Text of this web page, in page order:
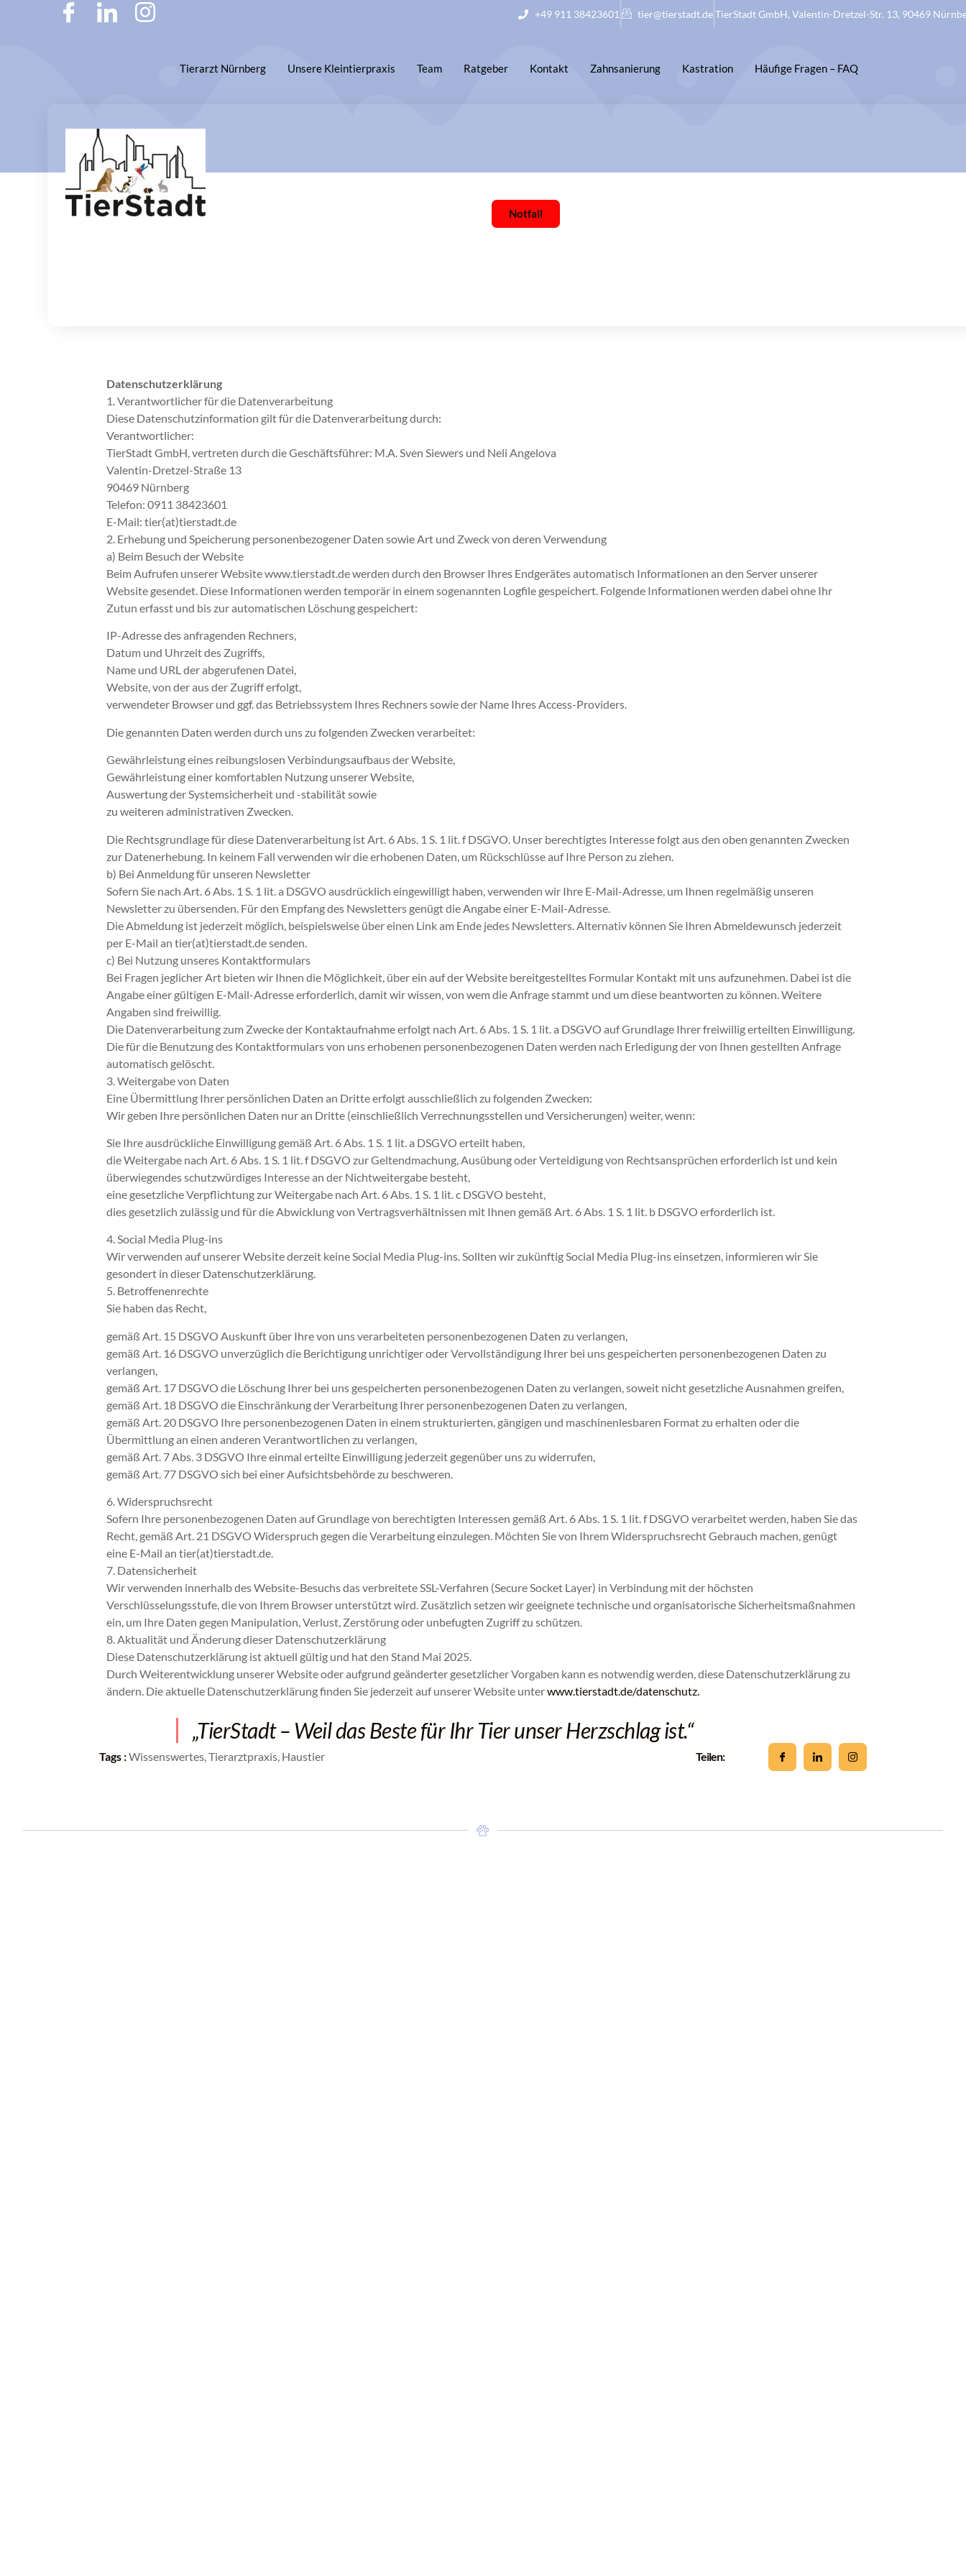
+49 911 38423601 tier@tierstadt.deTierStadt GmbH, Valentin-Dretzel-Str. 13, 90469
Tierarzt Nürnberg Unsere Kleintierpraxis Team Ratgeber Kontakt Zahnsanierung Kastration Häufige Fragen – FAQ
Notfall
Datenschutzerklärung
Datenschutzerklärung
1. Verantwortlicher für die Datenverarbeitung
Diese Datenschutzinformation gilt für die Datenverarbeitung durch:
Verantwortlicher:
TierStadt GmbH, vertreten durch die Geschäftsführer: M.A. Sven Siewers und Neli Angelova
Valentin-Dretzel-Straße 13
90469 Nürnberg
Telefon: 0911 38423601
E-Mail: tier(at)tierstadt.de
2. Erhebung und Speicherung personenbezogener Daten sowie Art und Zweck von deren Verwendung
a) Beim Besuch der Website
Beim Aufrufen unserer Website www.tierstadt.de werden durch den Browser Ihres Endgerätes automatisch Informationen an den Server unserer
Website gesendet. Diese Informationen werden temporär in einem sogenannten Logfile gespeichert. Folgende Informationen werden dabei ohne Ihr
Zutun erfasst und bis zur automatischen Löschung gespeichert:
IP-Adresse des anfragenden Rechners,
Datum und Uhrzeit des Zugriffs,
Name und URL der abgerufenen Datei,
Website, von der aus der Zugriff erfolgt,
verwendeter Browser und ggf. das Betriebssystem Ihres Rechners sowie der Name Ihres Access-Providers.
Die genannten Daten werden durch uns zu folgenden Zwecken verarbeitet:
Gewährleistung eines reibungslosen Verbindungsaufbaus der Website,
Gewährleistung einer komfortablen Nutzung unserer Website,
Auswertung der Systemsicherheit und -stabilität sowie
zu weiteren administrativen Zwecken.
Die Rechtsgrundlage für diese Datenverarbeitung ist Art. 6 Abs. 1 S. 1 lit. f DSGVO. Unser berechtigtes Interesse folgt aus den oben genannten Zwecken
zur Datenerhebung. In keinem Fall verwenden wir die erhobenen Daten, um Rückschlüsse auf Ihre Person zu ziehen.
b) Bei Anmeldung für unseren Newsletter
Sofern Sie nach Art. 6 Abs. 1 S. 1 lit. a DSGVO ausdrücklich eingewilligt haben, verwenden wir Ihre E-Mail-Adresse, um Ihnen regelmäßig unseren
Newsletter zu übersenden. Für den Empfang des Newsletters genügt die Angabe einer E-Mail-Adresse.
Die Abmeldung ist jederzeit möglich, beispielsweise über einen Link am Ende jedes Newsletters. Alternativ können Sie Ihren Abmeldewunsch jederzeit
per E-Mail an tier(at)tierstadt.de senden.
c) Bei Nutzung unseres Kontaktformulars
Bei Fragen jeglicher Art bieten wir Ihnen die Möglichkeit, über ein auf der Website bereitgestelltes Formular Kontakt mit uns aufzunehmen. Dabei ist die
Angabe einer gültigen E-Mail-Adresse erforderlich, damit wir wissen, von wem die Anfrage stammt und um diese beantworten zu können. Weitere
Angaben sind freiwillig.
Die Datenverarbeitung zum Zwecke der Kontaktaufnahme erfolgt nach Art. 6 Abs. 1 S. 1 lit. a DSGVO auf Grundlage Ihrer freiwillig erteilten Einwilligung.
Die für die Benutzung des Kontaktformulars von uns erhobenen personenbezogenen Daten werden nach Erledigung der von Ihnen gestellten Anfrage
automatisch gelöscht.
3. Weitergabe von Daten
Eine Übermittlung Ihrer persönlichen Daten an Dritte erfolgt ausschließlich zu folgenden Zwecken:
Wir geben Ihre persönlichen Daten nur an Dritte (einschließlich Verrechnungsstellen und Versicherungen) weiter, wenn:
Sie Ihre ausdrückliche Einwilligung gemäß Art. 6 Abs. 1 S. 1 lit. a DSGVO erteilt haben,
die Weitergabe nach Art. 6 Abs. 1 S. 1 lit. f DSGVO zur Geltendmachung, Ausübung oder Verteidigung von Rechtsansprüchen erforderlich ist und kein
überwiegendes schutzwürdiges Interesse an der Nichtweitergabe besteht,
eine gesetzliche Verpflichtung zur Weitergabe nach Art. 6 Abs. 1 S. 1 lit. c DSGVO besteht,
dies gesetzlich zulässig und für die Abwicklung von Vertragsverhältnissen mit Ihnen gemäß Art. 6 Abs. 1 S. 1 lit. b DSGVO erforderlich ist.
4. Social Media Plug-ins
Wir verwenden auf unserer Website derzeit keine Social Media Plug-ins. Sollten wir zukünftig Social Media Plug-ins einsetzen, informieren wir Sie
gesondert in dieser Datenschutzerklärung.
5. Betroffenenrechte
Sie haben das Recht,
gemäß Art. 15 DSGVO Auskunft über Ihre von uns verarbeiteten personenbezogenen Daten zu verlangen,
gemäß Art. 16 DSGVO unverzüglich die Berichtigung unrichtiger oder Vervollständigung Ihrer bei uns gespeicherten personenbezogenen Daten zu
verlangen,
gemäß Art. 17 DSGVO die Löschung Ihrer bei uns gespeicherten personenbezogenen Daten zu verlangen, soweit nicht gesetzliche Ausnahmen greifen,
gemäß Art. 18 DSGVO die Einschränkung der Verarbeitung Ihrer personenbezogenen Daten zu verlangen,
gemäß Art. 20 DSGVO Ihre personenbezogenen Daten in einem strukturierten, gängigen und maschinenlesbaren Format zu erhalten oder die
Übermittlung an einen anderen Verantwortlichen zu verlangen,
gemäß Art. 7 Abs. 3 DSGVO Ihre einmal erteilte Einwilligung jederzeit gegenüber uns zu widerrufen,
gemäß Art. 77 DSGVO sich bei einer Aufsichtsbehörde zu beschweren.
6. Widerspruchsrecht
Sofern Ihre personenbezogenen Daten auf Grundlage von berechtigten Interessen gemäß Art. 6 Abs. 1 S. 1 lit. f DSGVO verarbeitet werden, haben Sie das
Recht, gemäß Art. 21 DSGVO Widerspruch gegen die Verarbeitung einzulegen. Möchten Sie von Ihrem Widerspruchsrecht Gebrauch machen, genügt
eine E-Mail an tier(at)tierstadt.de.
7. Datensicherheit
Wir verwenden innerhalb des Website-Besuchs das verbreitete SSL-Verfahren (Secure Socket Layer) in Verbindung mit der höchsten
Verschlüsselungsstufe, die von Ihrem Browser unterstützt wird. Zusätzlich setzen wir geeignete technische und organisatorische Sicherheitsmaßnahmen
ein, um Ihre Daten gegen Manipulation, Verlust, Zerstörung oder unbefugten Zugriff zu schützen.
8. Aktualität und Änderung dieser Datenschutzerklärung
Diese Datenschutzerklärung ist aktuell gültig und hat den Stand Mai 2025.
Durch Weiterentwicklung unserer Website oder aufgrund geänderter gesetzlicher Vorgaben kann es notwendig werden, diese Datenschutzerklärung zu
ändern. Die aktuelle Datenschutzerklärung finden Sie jederzeit auf unserer Website unterwww.tierstadt.de/datenschutz.
„TierStadt – Weil das Beste für Ihr Tier unser Herzschlag ist.“
Tags :Wissenswertes, Tierarztpraxis, Haustier Teilen: